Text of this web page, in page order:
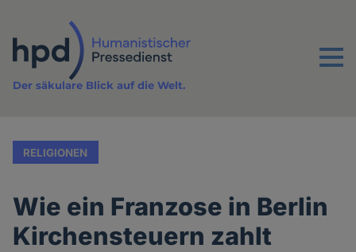
Inhalt
Menu
Der säkulare Blick auf die Welt.
RELIGIONEN
Wie ein Franzose in Berlin
Kirchensteuern zahlt